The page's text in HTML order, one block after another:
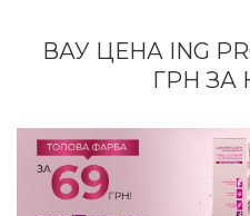
ВАУ ЦЕНА ING
ГРН ЗА